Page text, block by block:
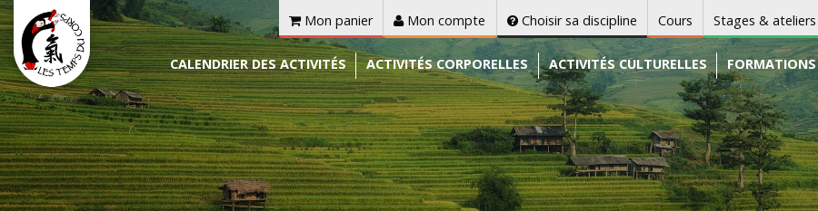
Mon panier Mon compte Choisir sa discipline Cours Stages & ateliers
CALENDRIER DES ACTIVITÉS ACTIVITÉS CORPORELLES ACTIVITÉS CULTURELLES FORMATIONS